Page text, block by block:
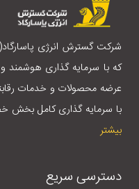
که با سرمایه گذاری هوشمند
عرضه محصولات و خدمات
با سرمایه گذاری کامل بخش خصوصی در
بیشتر
دسترسی سریع